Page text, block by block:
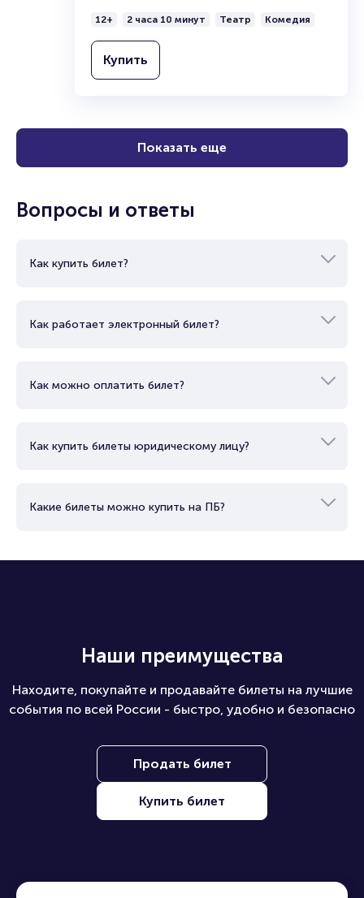
12+ 2 часа 10 минут Театр Комедия
Купить
Показать еще
Вопросы и ответы
Как купить билет?
Как работает электронный билет?
Как можно оплатить билет?
Как купить билеты юридическому лицу?
Какие билеты можно купить на ПБ?
Наши преимущества
Находите, покупайте и продавайте билеты на лучшие
события по всей России - быстро, удобно и безопасно
Продать билет
Купить билет